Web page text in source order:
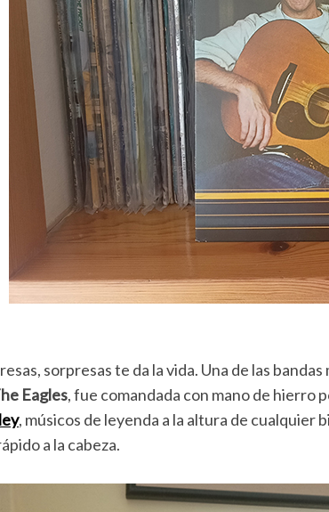
sorpresas te da la vida. Una de las
Eagles, fue comandada con mano de hierro
, músicos de leyenda a la altura de cualquier
a la cabeza.